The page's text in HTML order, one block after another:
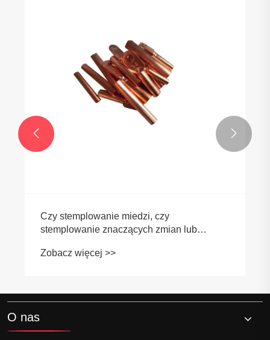
Czy stemplowanie miedzi, czy
stemplowanie znaczących zmian lub
Zobacz więcej >>
 
O nas